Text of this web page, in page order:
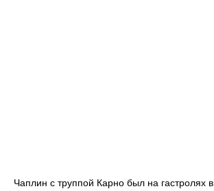
Чаплин с труппой Карно был на гастролях в